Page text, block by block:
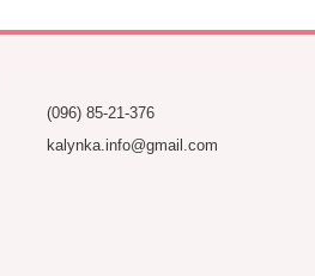
(096) 85-21-376
kalynka.info@gmail.com